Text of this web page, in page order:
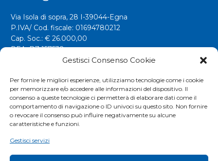
Gestisci Consenso Cookie
Per fornire le migliori esperienze, utilizziamo tecnologie come i cookie
per memorizzare e/o accedere alle informazioni del dispositivo. Il
consenso a queste tecnologie ci permetterà di elaborare dati come il
comportamento di navigazione o ID univoci su questo sito. Non fornire
o revocare il consenso può influire negativamente su alcune
caratteristiche e funzioni.
Gestisci servizi
Via Isola di sopra, 28 I-39044-Egna
P.IVA/ Cod. fiscale: 01694780212
Cap. Soc.: € 26.000,00
REA: BZ 157538
info@riwega.com
Tel.+39 0471 827500
Social